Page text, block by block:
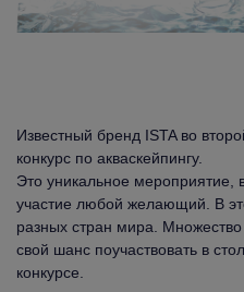
Известный бренд ISTA во
конкурс по акваскейпингу.
Это уникальное мероприятие,
участие любой желающий. В
разных стран мира.
свой шанс поучаствовать в
конкурсе.